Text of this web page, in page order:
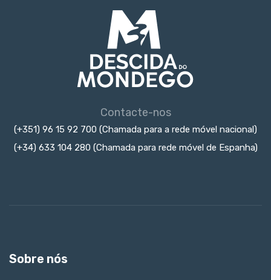
Contacte-nos
(+351) 96 15 92 700 (Chamada para a rede móvel nacional)
(+34) 633 104 280 (Chamada para rede móvel de Espanha)
Sobre nós